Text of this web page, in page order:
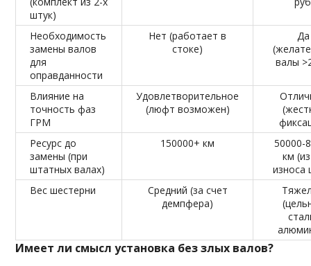
штук)
Необходимость
замены валов
для
оправданности
Нет (работает в
стоке)
Да
валы
Влияние на
точность фаз
ГРМ
Удовлетворительное
(люфт возможен)
Ресурс до
замены (при
штатных валах)
150000+ км
50000-
км
износа
Вес шестерни
Средний (за счет
демпфера)
Имеет ли смысл установка без злых валов?